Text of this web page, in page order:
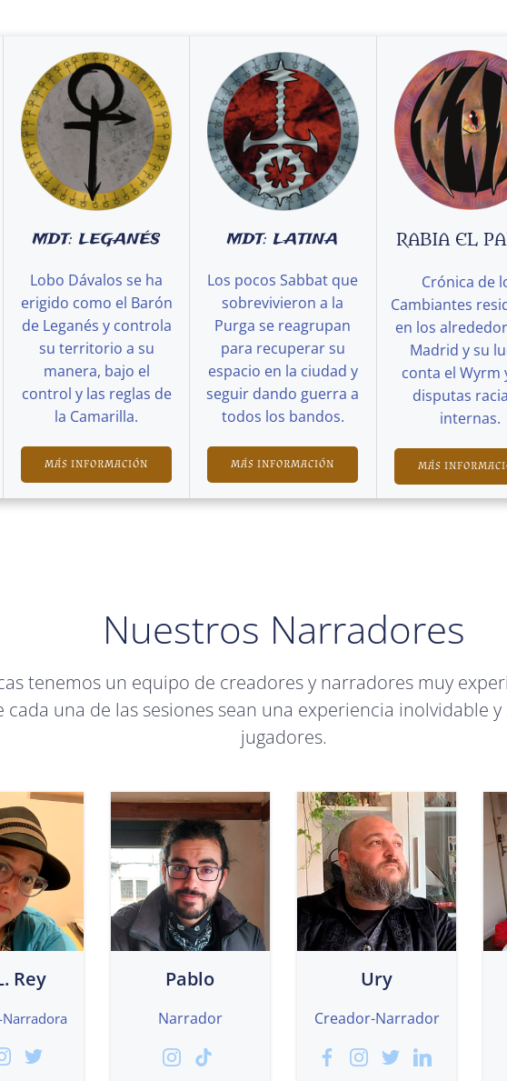
MDT: LEGANÉS
Lobo Dávalos se ha
erigido como el Barón
de Leganés y controla
su territorio a su
manera, bajo el
control y las reglas de
la Camarilla.
MÁS INFORMACIÓN
MDT: LATINA
Los pocos Sabbat que
sobrevivieron a la
Purga se reagrupan
para recuperar su
espacio en la ciudad y
seguir dando guerra a
todos los bandos.
MÁS INFORMACIÓN
RABIA EL
Crónica de
Cambiantes
en los
Madrid y su
conta el Wyrm
disputas
internas.
MÁS
Nuestros Narradores
tenemos un equipo de creadores y narradores muy
una de las sesiones sean una experiencia inolvidable
jugadores.
Rey Pablo
Narrador
Ury
Creador-Narrador